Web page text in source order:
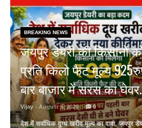
BREAKING NEWS
फेफड़ों के कैंसर की समय
बचा सकती है जान,
आयोजित
Vijay - August 5, 2026 0
गीतांजलि मेडिकल कॉलेज में विशेषज्ञों ने दी आधुनिक